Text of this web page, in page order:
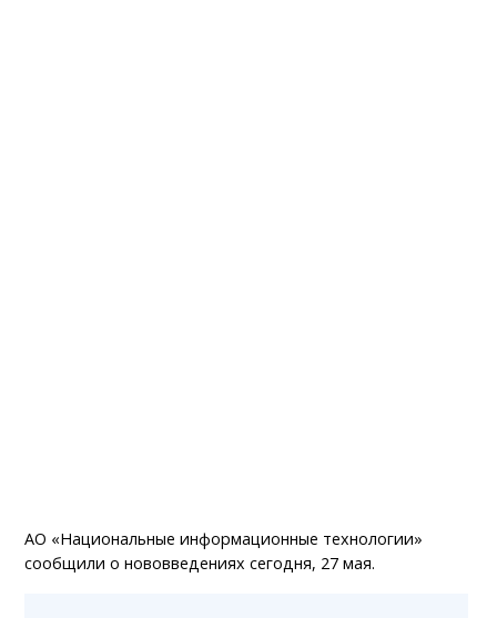
АО «Национальные информационные технологии»
сообщили о нововведениях сегодня, 27 мая.